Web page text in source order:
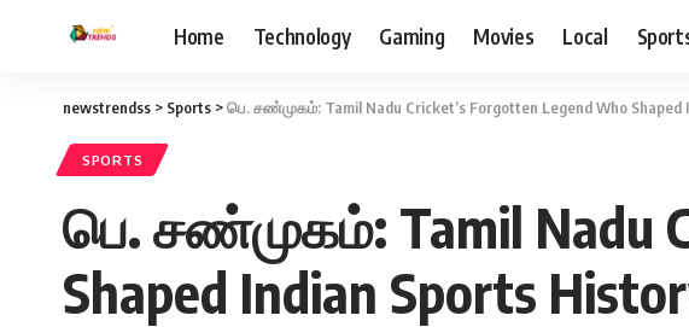
Home Technology Gaming Movies Local
newstrendss > Sports >பெ. சண்முகம்: Tamil Nadu Cricket’s Forgotten Legend Who Shaped
SPORTS
பெ. சண்முகம்: Tamil Nadu
Shaped Indian Sports